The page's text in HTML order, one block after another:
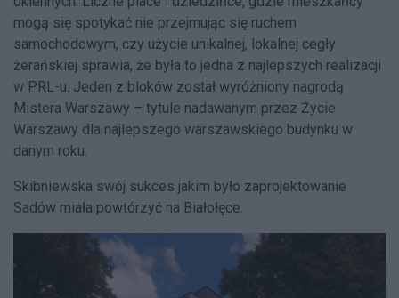
mogą się spotykać nie przejmując się ruchem
samochodowym, czy użycie unikalnej, lokalnej cegły
żerańskiej sprawia, że była to jedna z najlepszych realizacji
w PRL-u. Jeden z bloków został wyróżniony nagrodą
Mistera Warszawy – tytule nadawanym przez Życie
Warszawy dla najlepszego warszawskiego budynku w
danym roku.
Skibniewska swój sukces jakim było zaprojektowanie
Sadów miała powtórzyć na Białołęce.